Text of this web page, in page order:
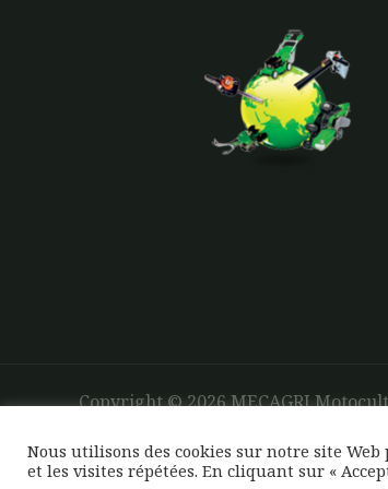
Copyright © 2026 MECAGRI
Nous utilisons des cookies sur notre site
et les visites répétées. En cliquant sur «